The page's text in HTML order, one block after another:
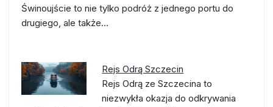
Świnoujście to nie tylko podróż z jednego portu do
drugiego, ale także…
Rejs Odrą Szczecin
Rejs Odrą ze Szczecina to
niezwykła okazja do odkrywania